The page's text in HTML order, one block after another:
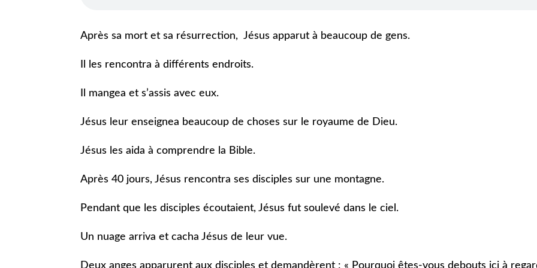
Après sa mort et sa résurrection, Jésus apparut à beaucoup de gens.
Il les rencontra à différents endroits.
Il mangea et s’assis avec eux.
Jésus leur enseignea beaucoup de choses sur le royaume de Dieu.
Jésus les aida à comprendre la Bible.
Après 40 jours, Jésus rencontra ses disciples sur une montagne.
Pendant que les disciples écoutaient, Jésus fut soulevé dans le ciel.
Un nuage arriva et cacha Jésus de leur vue.
Deux anges apparurent aux disciples et demandèrent : « Pourquoi êtes-vous debouts ici à